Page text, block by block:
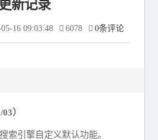
新记录
16 09:03:48 6078 0条评论
）
索引擎自定义默认功能。